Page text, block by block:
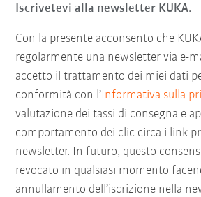
Iscrivetevi alla newsletter KUKA.
Con la presente acconsento che
regolarmente una newsletter via e-
accetto il trattamento dei miei dati
conformità con l’Informativa sulla
valutazione dei tassi di consegna e
comportamento dei clic circa i link
newsletter. In futuro, questo
revocato in qualsiasi momento
annullamento dell’iscrizione nella